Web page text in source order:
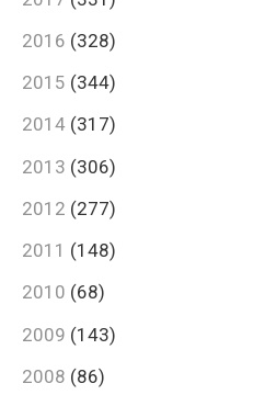
2016 (328)
2015 (344)
2014 (317)
2013 (306)
2012 (277)
2011 (148)
2010 (68)
2009 (143)
2008 (86)